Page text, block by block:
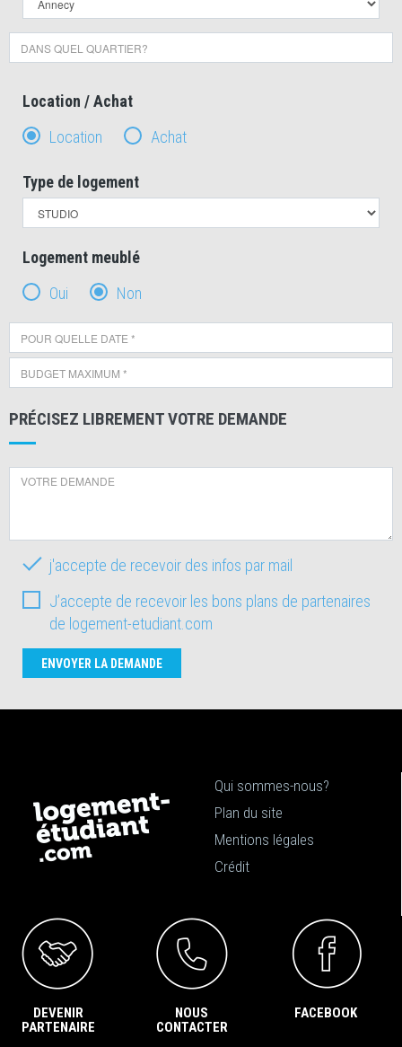
Location / Achat
Location
Achat
Type de logement
Logement meublé
Oui
Non
PRÉCISEZ LIBREMENT VOTRE DEMANDE
j'accepte de recevoir des infos par mail
J’accepte de recevoir les bons plans de partenaires
de logement-etudiant.com
ENVOYER LA DEMANDE
Qui sommes-nous?
Plan du site
Mentions légales
Crédit
DEVENIR
PARTENAIRE
NOUS
CONTACTER
FACEBOOK